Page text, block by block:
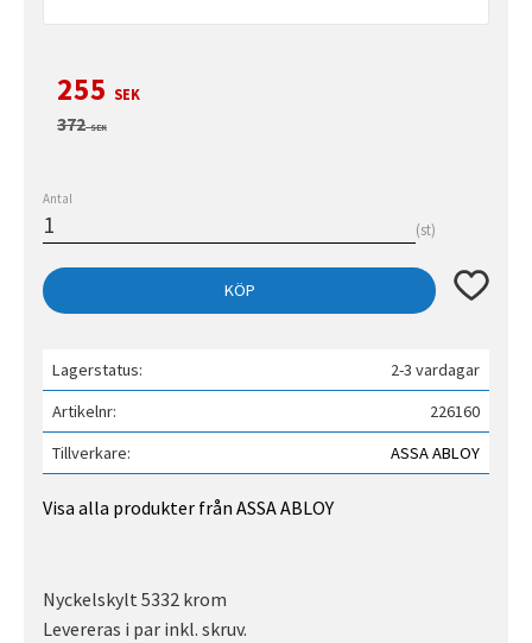
Nedsatt pris:
255 SEK
Ordinarie pris:
372SEK
Antal
st
KÖP Lägg till
Lagerstatus
2-3 vardagar
Artikelnr
226160
Tillverkare
ASSA ABLOY
Visa alla produkter från ASSA ABLOY
Nyckelskylt 5332 krom
Levereras i par inkl. skruv.